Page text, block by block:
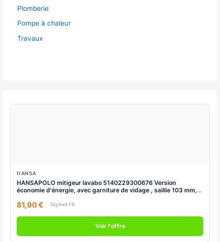
Plomberie
Pompe à chaleur
Travaux
HANSA
HANSAPOLO mitigeur lavabo 5140229300676 Version
économie d'énergie, avec garniture de vidage , saillie 103 mm,
81,90 € Skybad FR
Voir l'offre